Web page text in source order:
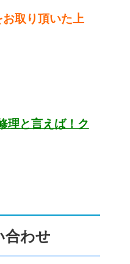
取り頂いた上
理と言えば！ク
合わせ